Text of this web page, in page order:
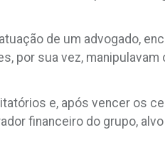
de um advogado,
por sua vez,
e, após vencer os
financeiro do grupo,